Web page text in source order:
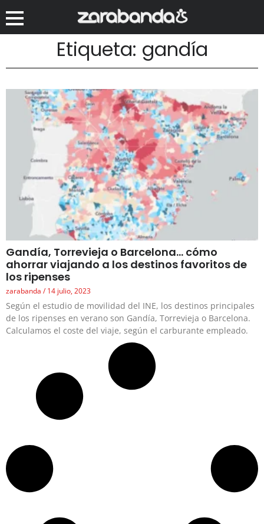
Etiqueta: gandía
Gandía, Torrevieja o Barcelona… cómo
ahorrar viajando a los destinos favoritos de
los ripenses
zarabanda 14 julio, 2023
Según el estudio de movilidad del INE, los destinos principales
de los ripenses en verano son Gandía, Torrevieja o Barcelona.
Calculamos el coste del viaje, según el carburante empleado.